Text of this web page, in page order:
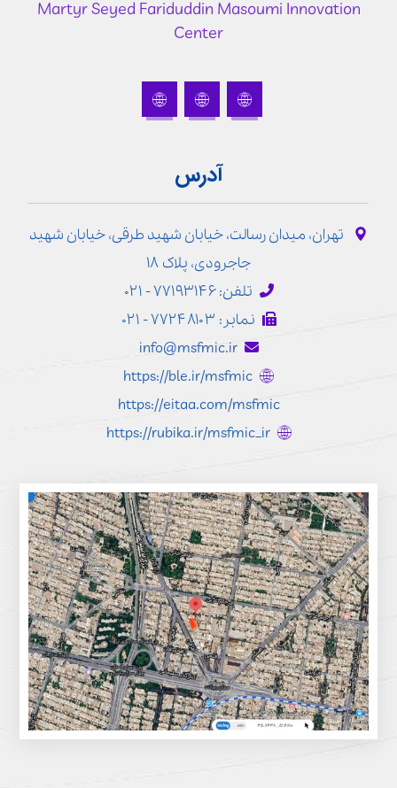
Martyr Seyed Fariduddin Masoumi Innovation
Center
آدرس
تهران، میدان رسالت، خیابان شهید طرقی، خیابان شهید
جاجرودی، پلاک ۱۸
تلفن: ۷۷۱۹۳۱۴۶ - ۰۲۱
نمابر: ۷۷۲۴۸۱۰۳ - ۰۲۱
info@msfmic.ir
https://ble.ir/msfmic
https://eitaa.com/msfmic
https://rubika.ir/msfmic_ir